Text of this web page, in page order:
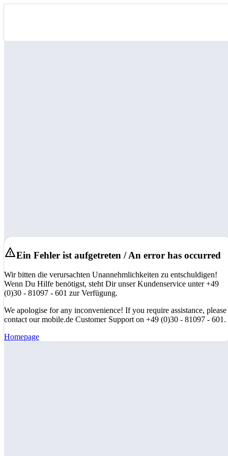
Ein Fehler ist aufgetreten / An error has occurred
Wir bitten die verursachten Unannehmlichkeiten zu entschuldigen!
Wenn Du Hilfe benötigst, steht Dir unser Kundenservice unter +49
(0)30 - 81097 - 601 zur Verfügung.
We apologise for any inconvenience! If you require assistance, please
contact our mobile.de Customer Support on +49 (0)30 - 81097 - 601.
Homepage